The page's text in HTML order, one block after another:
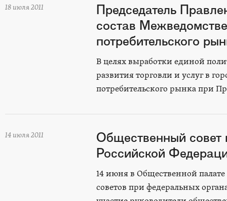
18 июля 2011
Председатель
состав
потребительского
В целях выработки единой
развития торговли и услуг в
потребительского рынка при
14 июля 2011
Общественный совет
Российской
14 июня в Общественной
советов при федеральных